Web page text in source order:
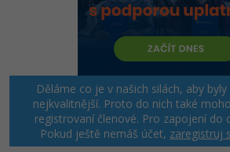
Děláme co je v našich silách, aby
nejkvalitnější. Proto do nich také
registrovaní členové. Pro zapojení do
Pokud ještě nemáš účet, zaregistruj